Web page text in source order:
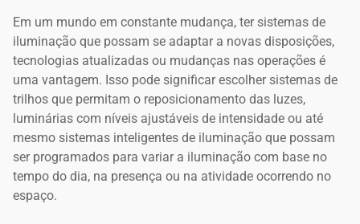
Em um mundo em constante mudança, ter sistemas de
iluminação que possam se adaptar a novas disposições,
tecnologias atualizadas ou mudanças nas operações é
uma vantagem. Isso pode significar escolher sistemas de
trilhos que permitam o reposicionamento das luzes,
luminárias com níveis ajustáveis de intensidade ou até
mesmo sistemas inteligentes de iluminação que possam
ser programados para variar a iluminação com base no
tempo do dia, na presença ou na atividade ocorrendo no
espaço.